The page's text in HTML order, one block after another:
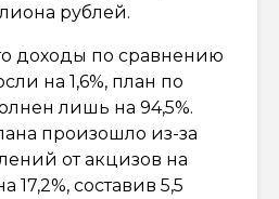
рублей.
доходы по сравнению
на 1,6%, план по
лишь на 94,5%.
произошло из-за
от акцизов на
составив 5,5